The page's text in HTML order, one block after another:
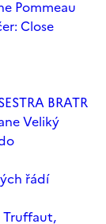
Pommeau
Close
BRATR
Veliký
řádí
Truffaut,